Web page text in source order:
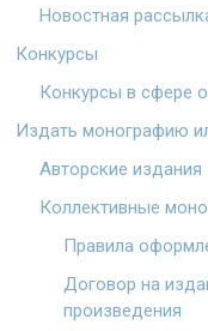
Новостная
Конкурсы
Конкурсы в сфере
Издать монографию
Авторские издания
Коллективные
Правила
Договор на
произведения